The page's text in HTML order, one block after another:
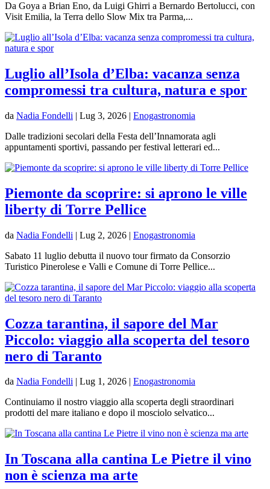
Da Goya a Brian Eno, da Luigi Ghirri a Bernardo Bertolucci, con
Visit Emilia, la Terra dello Slow Mix tra Parma,...
Luglio all’Isola d’Elba: vacanza senza
compromessi tra cultura, natura e spor
da Nadia Fondelli | Lug 3, 2026 | Enogastronomia
Dalle tradizioni secolari della Festa dell’Innamorata agli
appuntamenti sportivi, passando per festival letterari ed...
Piemonte da scoprire: si aprono le ville
liberty di Torre Pellice
da Nadia Fondelli | Lug 2, 2026 | Enogastronomia
Sabato 11 luglio debutta il nuovo tour firmato da Consorzio
Turistico Pinerolese e Valli e Comune di Torre Pellice...
Cozza tarantina, il sapore del Mar
Piccolo: viaggio alla scoperta del tesoro
nero di Taranto
da Nadia Fondelli | Lug 1, 2026 | Enogastronomia
Continuiamo il nostro viaggio alla scoperta degli straordinari
prodotti del mare italiano e dopo il mosciolo selvatico...
In Toscana alla cantina Le Pietre il vino
non è scienza ma arte